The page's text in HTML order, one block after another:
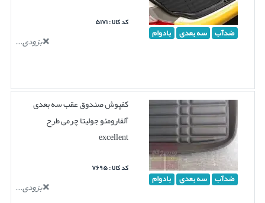
ضدآب سه بعدی بادوام
کد کالا : ۵۱۷۱
بزودی...
ضدآب سه بعدی بادوام
کفپوش صندوق عقب سه بعدی
آلفارومئو جولیتا چرمی طرح
excellent
کد کالا : ۷۶۹۵
بزودی...